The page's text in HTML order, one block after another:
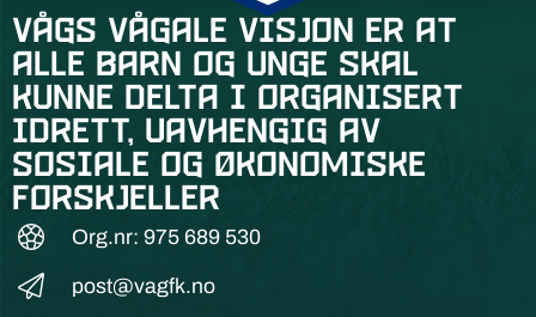
Vågs vågale visjon er at
alle barn og unge skal
kunne delta i organisert
idrett, uavhengig av
sosiale og økonomiske
forskjeller
Org.nr: 975 689 530
post@vagfk.no